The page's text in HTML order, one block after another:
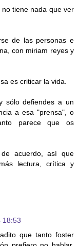
tiene nada que ver
de las personas e
con miriam reyes y
es criticar la vida.
sólo defiendes a un
a esa "prensa", o
parece que os
acuerdo, así que
lectura, crítica y
18:53
que tanto foster